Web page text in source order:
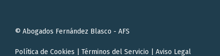
© Abogados Fernández Blasco - AFS
Política de Cookies Términos del Servicio Aviso Legal